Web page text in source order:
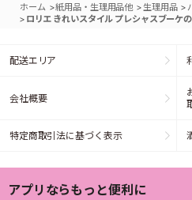
ホーム >紙用品・生理用品他 > 生理用品 >
> ロリエ きれいスタイル プレシャスブーケ
配送エリア
会社概要
特定商取引法に基づく表示
アプリならもっと便利に